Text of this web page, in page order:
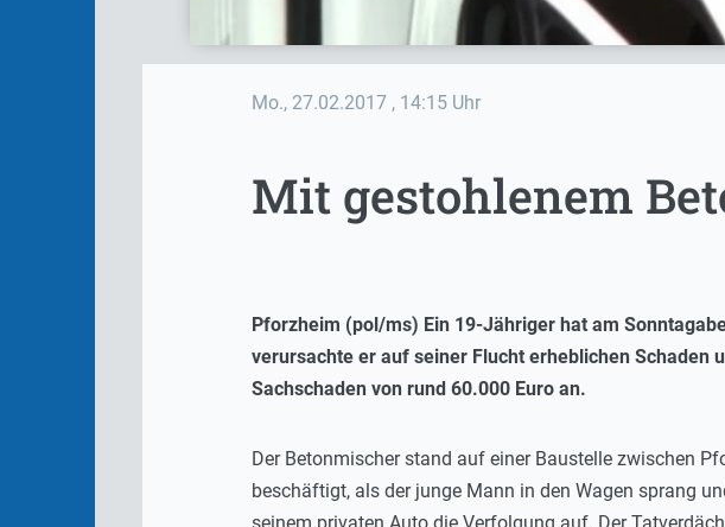
Mo., 27.02.2017 , 14:15 Uhr
Mit gestohlenem
Pforzheim (pol/ms) Ein 19-Jähriger hat am
verursachte er auf seiner Flucht erheblichen Schaden
Sachschaden von rund 60.000 Euro an.
Der Betonmischer stand auf einer Baustelle zwischen
beschäftigt, als der junge Mann in den Wagen sprang